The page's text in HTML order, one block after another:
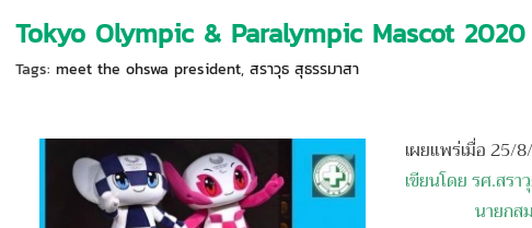
Tokyo Olympic & Paralympic Mascot 2020
Tags: meet the ohswa president, สราวุธ สุธรรมาสา
เผยแพร่เมื่อ 25/
เขียนโดย รศ.สรา
นายกสมาคม